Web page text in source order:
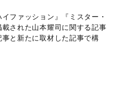
ファッション』『ミスター・
された山本耀司に関する記事
と新たに取材した記事で構